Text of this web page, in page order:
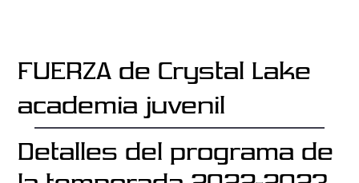
FUERZA de Crystal Lake
academia juvenil
Detalles del programa de